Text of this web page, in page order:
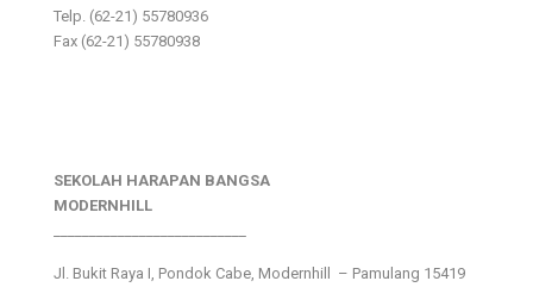
Telp. (62-21) 55780936
Fax (62-21) 55780938
SEKOLAH HARAPAN BANGSA
MODERNHILL
Jl. Bukit Raya I, Pondok Cabe, Modernhill – Pamulang 15419